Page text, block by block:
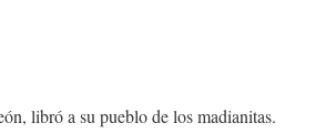
libró a su pueblo de los madianitas.